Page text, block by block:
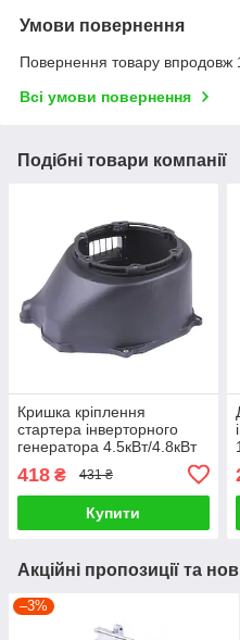
Умови повернення
Повернення товару впродовж
Всі умови повернення
Подібні товари компанії
Кришка кріплення
стартера інверторного
генератора 4.5кВт/4.8кВт
418 ₴ 431 ₴
Купити
Акційні пропозиції та
–3%